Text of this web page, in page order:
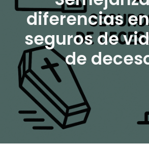
diferencias
seguros de
de